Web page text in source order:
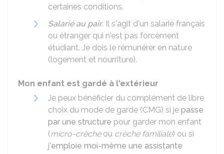
certaines conditions.
Salarié au pair. Il s'agit d'un salarié français
ou étranger qui n'est pas forcément
étudiant. Je dois le rémunérer en nature
(logement et nourriture).
Mon enfant est gardé à l'extérieur
Je peux bénéficier du complément de libre
choix du mode de garde (CMG) si je passe
par une structure pour garder mon enfant
(micro-crècheou crèche familiale) ou si
j'emploie moi-même une assistante